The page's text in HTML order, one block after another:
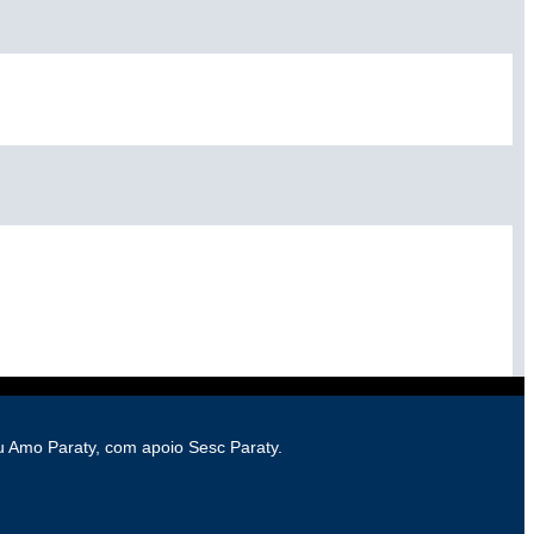
Paraty, com apoio Sesc Paraty.